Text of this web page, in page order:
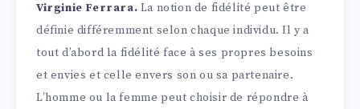
Virginie Ferrara. La notion de fidélité peut être
définie différemment selon chaque individu. Il y a
tout d’abord la fidélité face à ses propres besoins
et envies et celle envers son ou sa partenaire.
L’homme ou la femme peut choisir de répondre à